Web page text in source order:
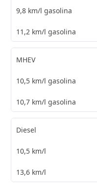
9,8 km/l gasolina
11,2 km/l gasolina
MHEV
10,5 km/l gasolina
10,7 km/l gasolina
Diesel
10,5 km/l
13,6 km/l